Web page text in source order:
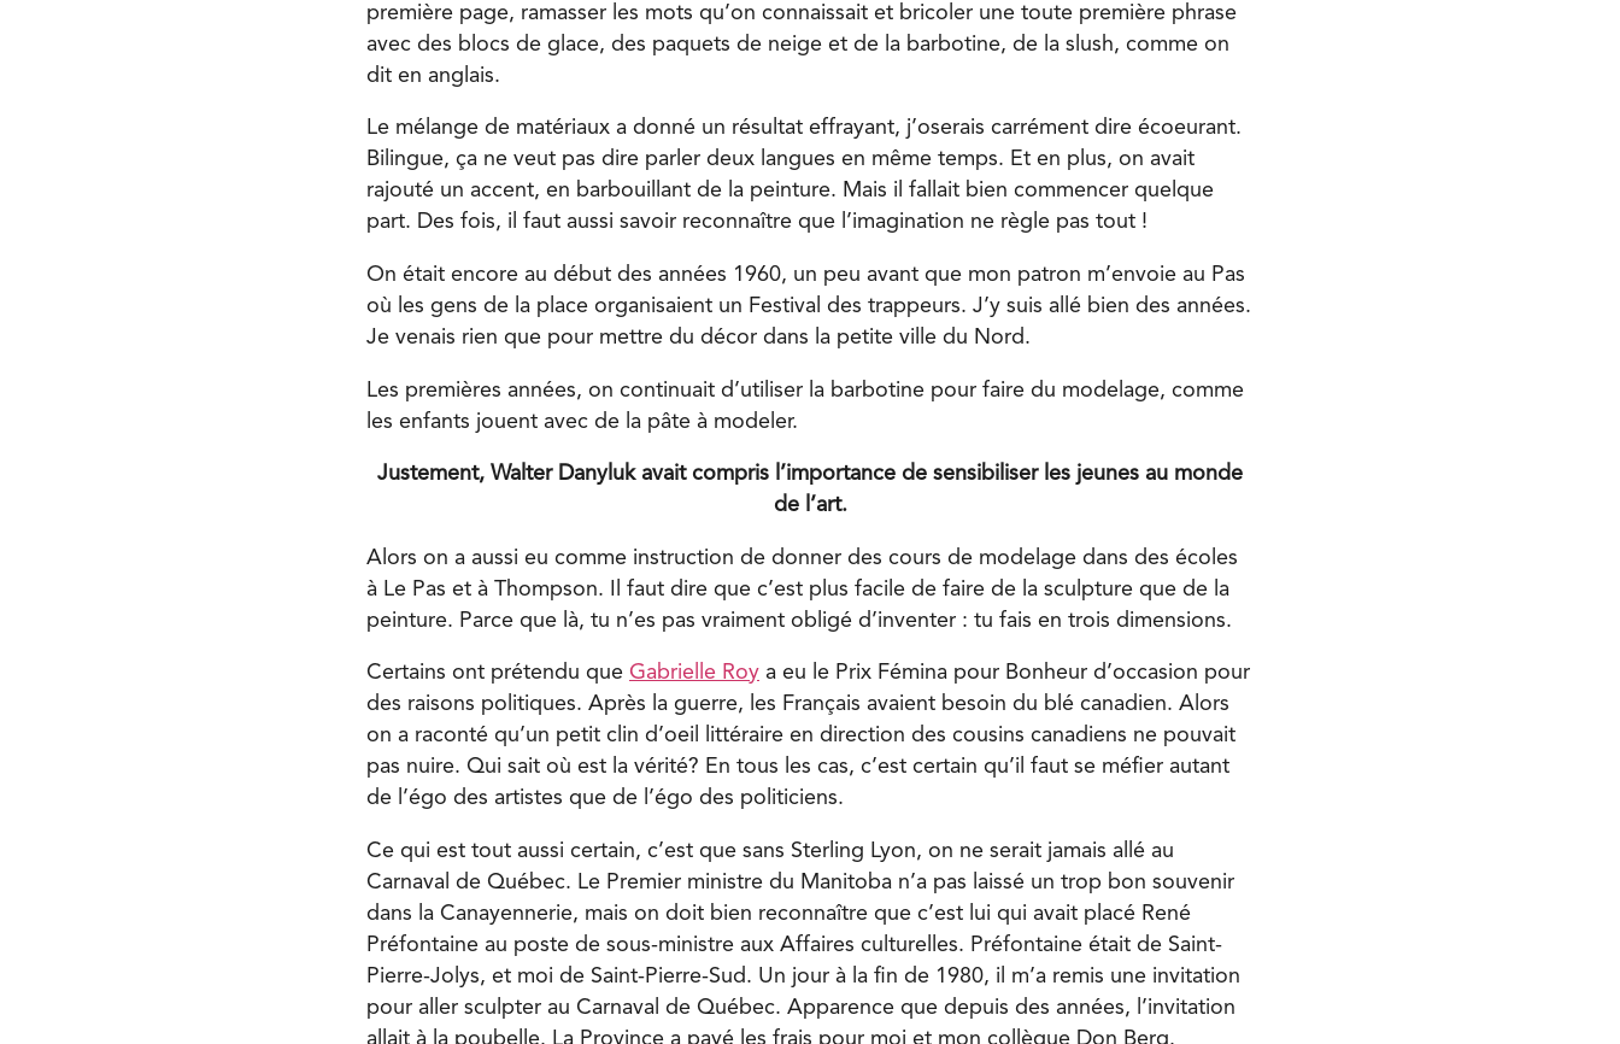
première page, ramasser les mots qu’on connaissait et bricoler une toute première phrase
avec des blocs de glace, des paquets de neige et de la barbotine, de la slush, comme on
dit en anglais.
Le mélange de matériaux a donné un résultat effrayant, j’oserais carrément dire écoeurant.
Bilingue, ça ne veut pas dire parler deux langues en même temps. Et en plus, on avait
rajouté un accent, en barbouillant de la peinture. Mais il fallait bien commencer quelque
part. Des fois, il faut aussi savoir reconnaître que l’imagination ne règle pas tout !
On était encore au début des années 1960, un peu avant que mon patron m’envoie au Pas
où les gens de la place organisaient un Festival des trappeurs. J’y suis allé bien des années.
Je venais rien que pour mettre du décor dans la petite ville du Nord.
Les premières années, on continuait d’utiliser la barbotine pour faire du modelage, comme
les enfants jouent avec de la pâte à modeler.
Justement, Walter Danyluk avait compris l’importance de sensibiliser les jeunes au monde
de l’art.
Alors on a aussi eu comme instruction de donner des cours de modelage dans des écoles
à Le Pas et à Thompson. Il faut dire que c’est plus facile de faire de la sculpture que de la
peinture. Parce que là, tu n’es pas vraiment obligé d’inventer : tu fais en trois dimensions.
Certains ont prétendu que Gabrielle Roy a eu le Prix Fémina pour Bonheur d’occasion pour
des raisons politiques. Après la guerre, les Français avaient besoin du blé canadien. Alors
on a raconté qu’un petit clin d’oeil littéraire en direction des cousins canadiens ne pouvait
pas nuire. Qui sait où est la vérité? En tous les cas, c’est certain qu’il faut se méfier autant
de l’égo des artistes que de l’égo des politiciens.
Ce qui est tout aussi certain, c’est que sans Sterling Lyon, on ne serait jamais allé au
Carnaval de Québec. Le Premier ministre du Manitoba n’a pas laissé un trop bon souvenir
dans la Canayennerie, mais on doit bien reconnaître que c’est lui qui avait placé René
Préfontaine au poste de sous-ministre aux Affaires culturelles. Préfontaine était de Saint-
Pierre-Jolys, et moi de Saint-Pierre-Sud. Un jour à la fin de 1980, il m’a remis une invitation
pour aller sculpter au Carnaval de Québec. Apparence que depuis des années, l’invitation
allait à la poubelle. La Province a payé les frais pour moi et mon collègue Don Berg.